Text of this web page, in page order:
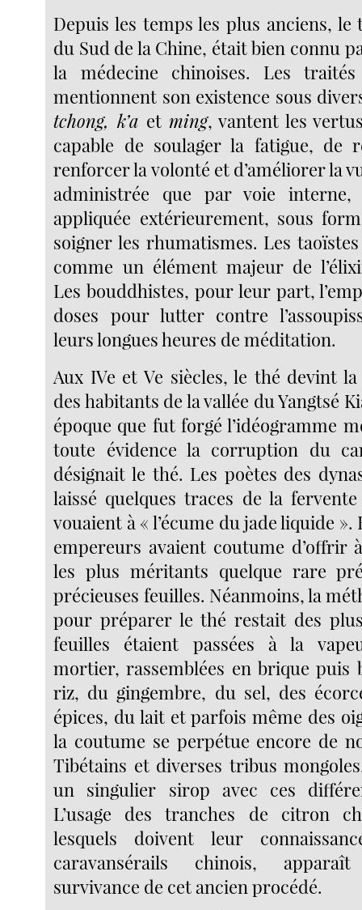
Depuis les temps les plus anciens,
du Sud de la Chine, était bien connu
la médecine chinoises. Les
mentionnent son existence sous
tchong, k’a et ming, vantent les
capable de soulager la fatigue, de
renforcer la volonté et d’améliorer la
administrée que par voie
appliquée extérieurement, sous
soigner les rhumatismes. Les
comme un élément majeur de
Les bouddhistes, pour leur part,
doses pour lutter contre
leurs longues heures de méditation.
Aux IVe et Ve siècles, le thé devint
des habitants de la vallée du Yangtsé
époque que fut forgé l’idéogramme
toute évidence la corruption du
désignait le thé. Les poètes des
laissé quelques traces de la
vouaient à « l’écume du jade liquide ».
empereurs avaient coutume d’offrir
les plus méritants quelque rare
précieuses feuilles. Néanmoins, la
pour préparer le thé restait des
feuilles étaient passées à la
mortier, rassemblées en brique puis
riz, du gingembre, du sel, des
épices, du lait et parfois même des
la coutume se perpétue encore de
Tibétains et diverses tribus
un singulier sirop avec ces
L’usage des tranches de citron
lesquels doivent leur
caravansérails chinois,
survivance de cet ancien procédé.